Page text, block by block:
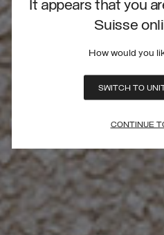
It appears that you
Suisse
How would you
SWITCH TO
CONTINUE